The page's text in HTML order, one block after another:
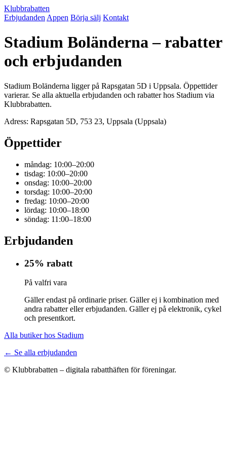
Klubbrabatten
Erbjudanden Appen Börja sälj Kontakt
Stadium Boländerna – rabatter
och erbjudanden
Stadium Boländerna ligger på Rapsgatan 5D i Uppsala. Öppettider
varierar. Se alla aktuella erbjudanden och rabatter hos Stadium via
Klubbrabatten.
Adress: Rapsgatan 5D, 753 23, Uppsala (Uppsala)
Öppettider
måndag: 10:00–20:00
tisdag: 10:00–20:00
onsdag: 10:00–20:00
torsdag: 10:00–20:00
fredag: 10:00–20:00
lördag: 10:00–18:00
söndag: 11:00–18:00
Erbjudanden
25% rabatt
På valfri vara
Gäller endast på ordinarie priser. Gäller ej i kombination med
andra rabatter eller erbjudanden. Gäller ej på elektronik, cykel
och presentkort.
Alla butiker hos Stadium
← Se alla erbjudanden
© Klubbrabatten – digitala rabatthäften för föreningar.